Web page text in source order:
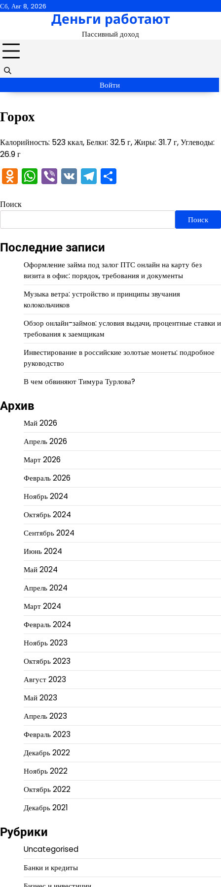
Перейти
Сб, Авг 8, 2026
Деньги работают
Пассивный доход
Войти
Горох
Калорийность: 523 ккал, Белки: 32.5 г, Жиры: 31.7 г, Углеводы:
26.9 г
Odnoklassniki
WhatsApp
Viber
VKTelegram
Поиск
Поиск
Последние записи
Оформление займа под залог ПТС онлайн на карту без
визита в офис: порядок, требования и документы
Музыка ветра: устройство и принципы звучания
колокольчиков
Обзор онлайн-займов: условия выдачи, процентные ставки и
требования к заемщикам
Инвестирование в российские золотые монеты: подробное
руководство
В чем обвиняют Тимура Турлова?
Архив
Май 2026
Апрель 2026
Март 2026
Февраль 2026
Ноябрь 2024
Октябрь 2024
Сентябрь 2024
Июнь 2024
Май 2024
Апрель 2024
Март 2024
Февраль 2024
Ноябрь 2023
Октябрь 2023
Август 2023
Май 2023
Апрель 2023
Февраль 2023
Декабрь 2022
Ноябрь 2022
Октябрь 2022
Декабрь 2021
Рубрики
Uncategorised
Банки и кредиты